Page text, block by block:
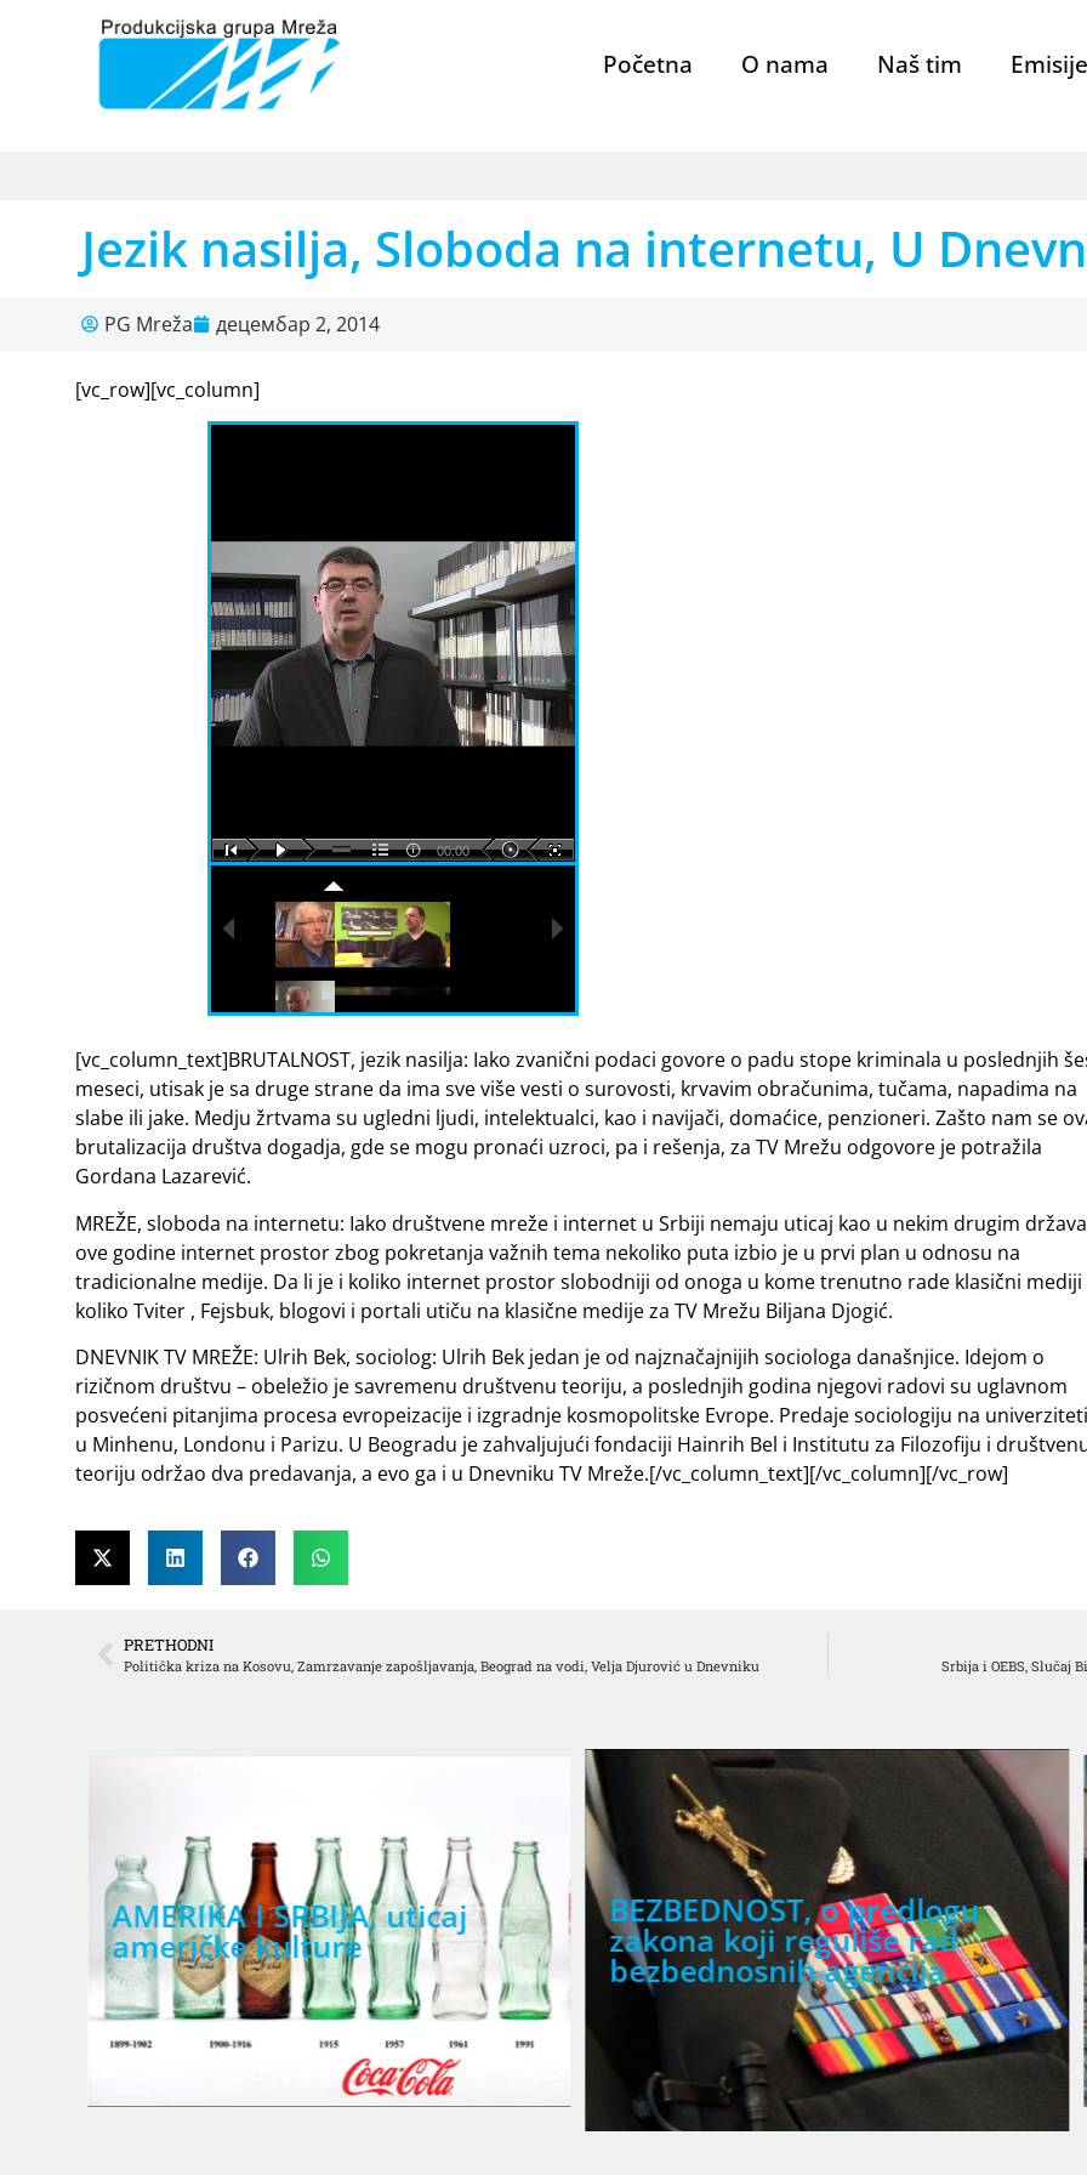
Početna O nama Naš tim Emisije
Jezik nasilja, Sloboda na internetu, U
PG Mreža децембар 2, 2014
[vc_row][vc_column]
00:00
[vc_column_text]BRUTALNOST, jezik nasilja: Iako zvanični podaci govore o padu stope kriminala u poslednjih
meseci, utisak je sa druge strane da ima sve više vesti o surovosti, krvavim obračunima, tučama, napadima na
slabe ili jake. Medju žrtvama su ugledni ljudi, intelektualci, kao i navijači, domaćice, penzioneri. Zašto nam se
brutalizacija društva dogadja, gde se mogu pronaći uzroci, pa i rešenja, za TV Mrežu odgovore je potražila
Gordana Lazarević.
MREŽE, sloboda na internetu: Iako društvene mreže i internet u Srbiji nemaju uticaj kao u nekim drugim
ove godine internet prostor zbog pokretanja važnih tema nekoliko puta izbio je u prvi plan u odnosu na
tradicionalne medije. Da li je i koliko internet prostor slobodniji od onoga u kome trenutno rade klasični mediji
koliko Tviter , Fejsbuk, blogovi i portali utiču na klasične medije za TV Mrežu Biljana Djogić.
DNEVNIK TV MREŽE: Ulrih Bek, sociolog: Ulrih Bek jedan je od najznačajnijih sociologa današnjice. Idejom o
rizičnom društvu – obeležio je savremenu društvenu teoriju, a poslednjih godina njegovi radovi su uglavnom
posvećeni pitanjima procesa evropeizacije i izgradnje kosmopolitske Evrope. Predaje sociologiju na
u Minhenu, Londonu i Parizu. U Beogradu je zahvaljujući fondaciji Hainrih Bel i Institutu za Filozofiju i
teoriju održao dva predavanja, a evo ga i u Dnevniku TV Mreže.[/vc_column_text][/vc_column][/vc_row]
PRETHODNI
Politička kriza na Kosovu, Zamrzavanje zapošljavanja, Beograd na vodi, Velja Djurović u Dnevniku Srbija i OEBS, Slučaj
BEZBEDNOST, o predlogu
zakona koji reguliše rad
bezbednosnih agencija
KULTURA DIJALOGA, zašto
u Srbiji nema